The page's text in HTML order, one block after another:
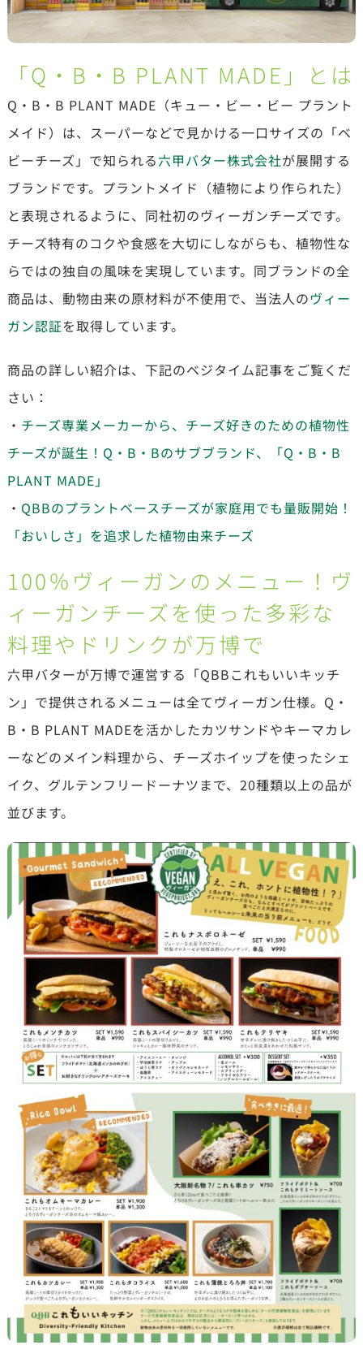
「Q・B・B PLANT MADE」とは
Q・B・B PLANT MADE（キュー・ビー・ビー プラント
メイド）は、スーパーなどで見かける一口サイズの「ベ
ビーチーズ」で知られる六甲バター株式会社が展開する
ブランドです。プラントメイド（植物により作られた）
と表現されるように、同社初のヴィーガンチーズです。
チーズ特有のコクや食感を大切にしながらも、植物性な
らではの独自の風味を実現しています。同ブランドの全
商品は、動物由来の原材料が不使用で、当法人のヴィー
ガン認証を取得しています。
商品の詳しい紹介は、下記のベジタイム記事をご覧くだ
さい：
・ チーズ専業メーカーから、チーズ好きのための植物性
チーズが誕生！Q・B・Bのサブブランド、「Q・B・B
PLANT MADE」
・ QBBのプラントベースチーズが家庭用でも量販開始！
「おいしさ」を追求した植物由来チーズ
100％ヴィーガンのメニュー！ヴ
ィーガンチーズを使った多彩な
料理やドリンクが万博で
六甲バターが万博で運営する「QBBこれもいいキッチ
ン」で提供されるメニューは全てヴィーガン仕様。Q・
B・B PLANT MADEを活かしたカツサンドやキーマカレ
ーなどのメイン料理から、チーズホイップを使ったシェ
イク、グルテンフリードーナツまで、20種類以上の品が
並びます。